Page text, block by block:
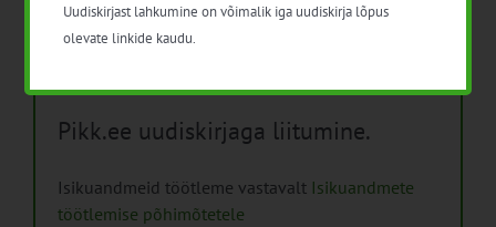
Pikk.ee uudiskirjaga liitumine.
Isikuandmeid töötleme vastavalt Isikuandmete
töötlemise põhimõtetele
Uudiskirjast lahkumine on võimalik iga uudiskirja lõpus
olevate linkide kaudu.